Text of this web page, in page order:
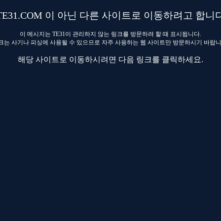
이 아닌 다른 사이트로 이동하려고 합니
이 메시지는 TE31이 관리하지 않는 링크를 방문하려 할 때 표시됩니다.
는 사기나 피싱에 사용될 수 있으므로 자주 사용하는 웹 사이트만 방문하시기 바랍
해당 사이트로 이동하시려면 다음 링크를 클릭하세요.